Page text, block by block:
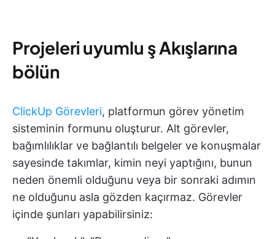
Projeleri uyumlu ş Akışlarına
bölün
ClickUp Görevleri, platformun görev yönetim
sisteminin formunu oluşturur. Alt görevler,
bağımlılıklar ve bağlantılı belgeler ve konuşmalar
sayesinde takımlar, kimin neyi yaptığını, bunun
neden önemli olduğunu veya bir sonraki adımın
ne olduğunu asla gözden kaçırmaz. Görevler
içinde şunları yapabilirsiniz: